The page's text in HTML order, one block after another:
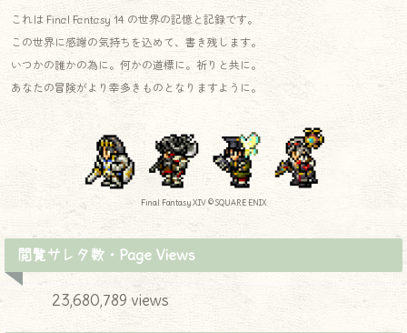
これは Final Fantasy 14 の世界の記憶と記録です。
この世界に感謝の気持ちを込めて、書き残します。
いつかの誰かの為に。何かの道標に。祈りと共に。
あなたの冒険がより幸多きものとなりますように。
Final Fantasy XIV © SQUARE ENIX
閲覧サレタ数・Page Views
23,680,789 views